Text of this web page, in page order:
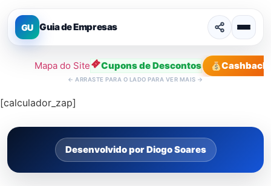
GU Guia de Empresas
Mapa do Site Cupons de Descontos Cashback
← ARRASTE PARA O LADO PARA VER MAIS →
[calculador_zap]
Desenvolvido por Diogo Soares